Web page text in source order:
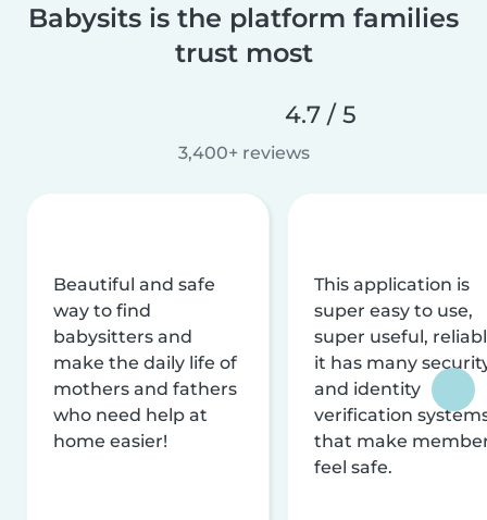
Babysits is the platform families
trust most
4.7 / 5
3,400+ reviews
Beautiful and safe
way to find
babysitters and
make the daily life of
mothers and fathers
who need help at
home easier!
This application is
super easy to use,
super useful,
it has many
and identity
verification
that make
feel safe.